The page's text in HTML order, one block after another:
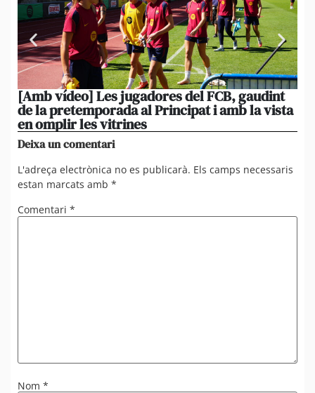
[Amb vídeo] Les jugadores del FCB, gaudint
de la pretemporada al Principat i amb la vista
en omplir les vitrines
Deixa un comentari
L'adreça electrònica no es publicarà. Els camps necessaris
estan marcats amb *
Comentari *
Nom *